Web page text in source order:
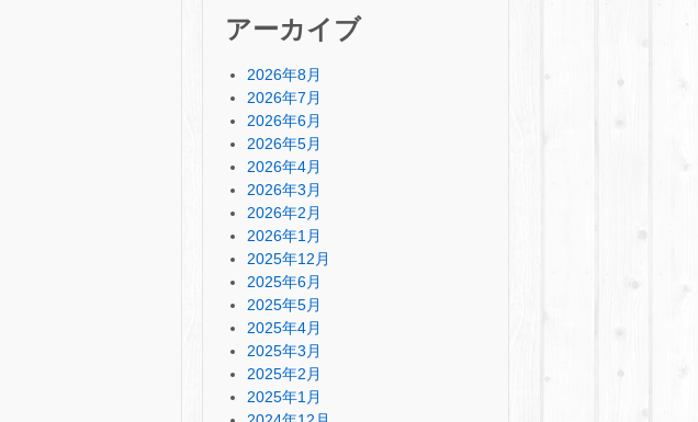
アーカイブ
2026年8月
2026年7月
2026年6月
2026年5月
2026年4月
2026年3月
2026年2月
2026年1月
2025年12月
2025年6月
2025年5月
2025年4月
2025年3月
2025年2月
2025年1月